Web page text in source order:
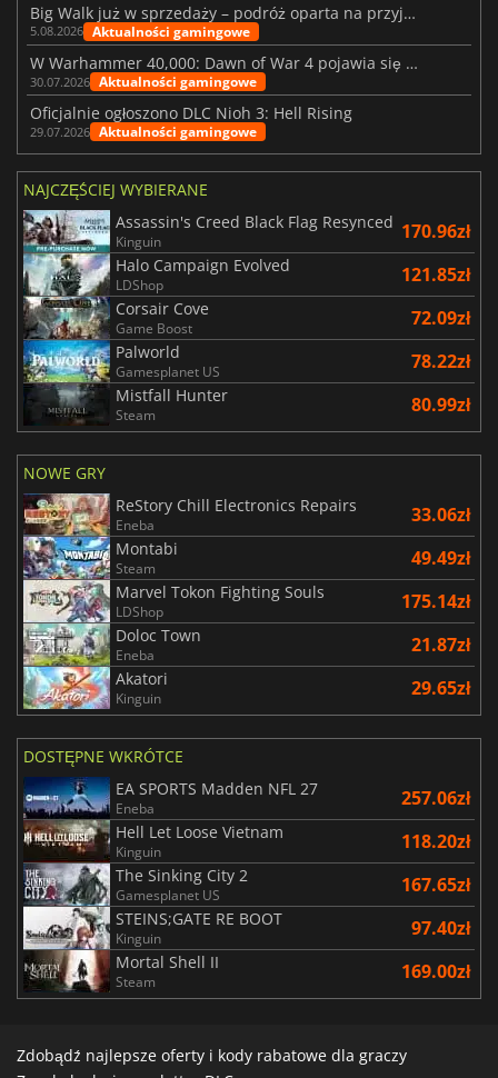
Big Walk już w sprzedaży – podróż oparta na przyjaźni
5.08.2026 Aktualności gamingowe
W Warhammer 40,000: Dawn of War 4 pojawia się frakcja Nekronów
30.07.2026 Aktualności gamingowe
Oficjalnie ogłoszono DLC Nioh 3: Hell Rising
29.07.2026 Aktualności gamingowe
NAJCZĘŚCIEJ WYBIERANE
Assassin's Creed Black Flag Resynced
Kinguin 170.96zł
Halo Campaign Evolved
LDShop 121.85zł
Corsair Cove
Game Boost 72.09zł
Palworld
Gamesplanet US 78.22zł
Mistfall Hunter
Steam 80.99zł
NOWE GRY
ReStory Chill Electronics Repairs
Eneba 33.06zł
Montabi
Steam 49.49zł
Marvel Tokon Fighting Souls
LDShop 175.14zł
Doloc Town
Eneba 21.87zł
Akatori
Kinguin 29.65zł
DOSTĘPNE WKRÓTCE
EA SPORTS Madden NFL 27
Eneba 257.06zł
Hell Let Loose Vietnam
Kinguin 118.20zł
The Sinking City 2
Gamesplanet US 167.65zł
STEINS;GATE RE BOOT
Kinguin 97.40zł
Mortal Shell II
Steam 169.00zł
Zdobądź najlepsze oferty i kody rabatowe dla graczy